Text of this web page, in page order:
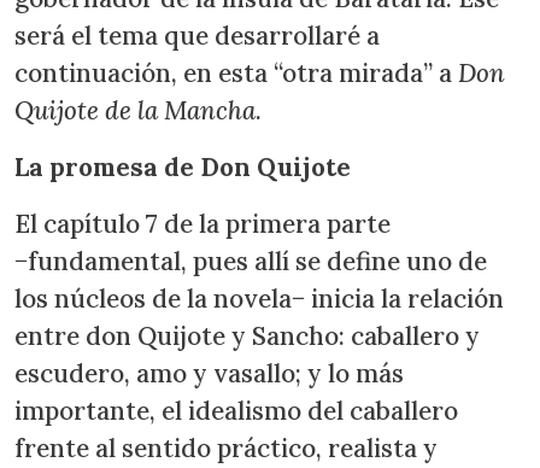
será el tema que desarrollaré a
continuación, en esta “otra mirada” aDon
Quijote de la Mancha.
La promesa de Don Quijote
El capítulo 7 de la primera parte
−fundamental, pues allí se define uno de
los núcleos de la novela− inicia la relación
entre don Quijote y Sancho: caballero y
escudero, amo y vasallo; y lo más
importante, el idealismo del caballero
frente al sentido práctico, realista y